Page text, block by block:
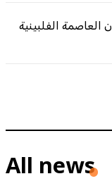
العاصمة الفلبينية
All news